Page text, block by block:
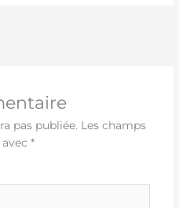
pas publiée. Les champs
*